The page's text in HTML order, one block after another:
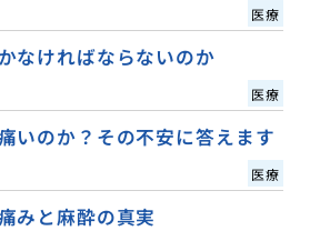
医療
なければならないのか
医療
いのか？その不安に答えます
医療
みと麻酔の真実